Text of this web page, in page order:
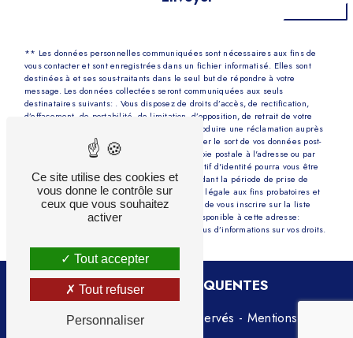
** Les données personnelles communiquées sont nécessaires aux fins de
vous contacter et sont enregistrées dans un fichier informatisé. Elles sont
destinées à et ses sous-traitants dans le seul but de répondre à votre
message. Les données collectées seront communiquées aux seuls
destinataires suivants: . Vous disposez de droits d’accès, de rectification,
d’effacement, de portabilité, de limitation, d’opposition, de retrait de votre
consentement à tout moment et du droit d’introduire une réclamation auprès
d’une autorité de contrôle, ainsi que d’organiser le sort de vos données post-
mortem. Vous pouvez exercer ces droits par voie postale à l'adresse ou par
courrier électronique à l'adresse . Un justificatif d'identité pourra vous être
demandé. Nous conservons vos données pendant la période de prise de
contact puis pendant la durée de prescription légale aux fins probatoires et
de gestion des contentieux. Vous avez le droit de vous inscrire sur la liste
d'opposition au démarchage téléphonique, disponible à cette adresse:
. Consultez le site cnil.fr pour plus d’informations sur vos droits.
RECHERCHES FRÉQUENTES
Vistalid- 2026 - Tous droits réservés - Mentions
Ce site utilise des cookies et
vous donne le contrôle sur
ceux que vous souhaitez
activer
Tout accepter
Tout refuser
Personnaliser